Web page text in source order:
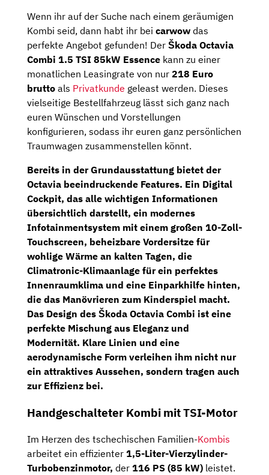
Wenn ihr auf der Suche nach einem geräumigen
Kombi seid, dann habt ihr bei carwow das
perfekte Angebot gefunden! Der Škoda Octavia
Combi 1.5 TSI 85kW Essence kann zu einer
monatlichen Leasingrate von nur 218 Euro
brutto als Privatkunde geleast werden. Dieses
vielseitige Bestellfahrzeug lässt sich ganz nach
euren Wünschen und Vorstellungen
konfigurieren, sodass ihr euren ganz persönlichen
Traumwagen zusammenstellen könnt.
Bereits in der Grundausstattung bietet der
Octavia beeindruckende Features. Ein Digital
Cockpit, das alle wichtigen Informationen
übersichtlich darstellt, ein modernes
Infotainmentsystem mit einem großen 10-Zoll-
Touchscreen, beheizbare Vordersitze für
wohlige Wärme an kalten Tagen, die
Climatronic-Klimaanlage für ein perfektes
Innenraumklima und eine Einparkhilfe hinten,
die das Manövrieren zum Kinderspiel macht.
Das Design des Škoda Octavia Combi ist eine
perfekte Mischung aus Eleganz und
Modernität. Klare Linien und eine
aerodynamische Form verleihen ihm nicht nur
ein attraktives Aussehen, sondern tragen auch
zur Effizienz bei.
Handgeschalteter Kombi mit TSI-Motor
Im Herzen des tschechischen Familien-Kombis
arbeitet ein effizienter 1,5-Liter-Vierzylinder-
Turbobenzinmotor, der 116 PS (85 kW) leistet.